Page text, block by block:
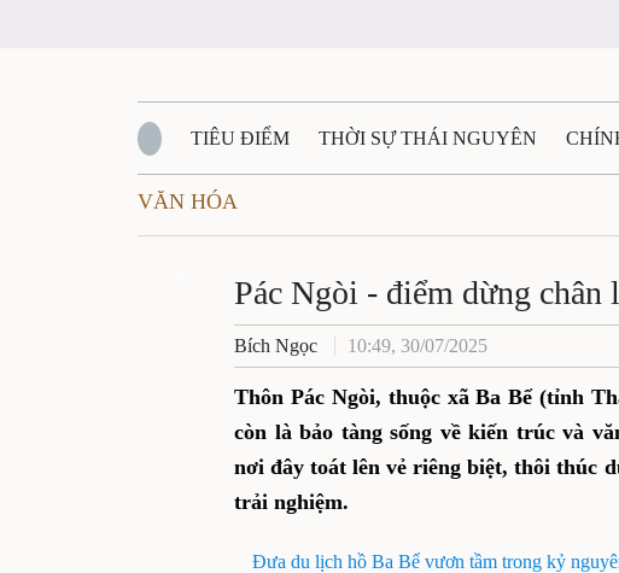
TIÊU ĐIỂM THỜI SỰ THÁI NGUYÊN
QUỐC PHÒNG - AN NINH
QUÊ HƯƠNG - ĐẤT NƯỚC QUỐC TẾ TÀI
VĂN BẢN, CHÍNH SÁCH MỚI VĂN NGHỆ THÁI
VĂN HÓA
Pác Ngòi - điểm dừng chân
Bích Ngọc 10:49, 30/07/2025
Thôn Pác Ngòi, thuộc xã Ba Bể (tỉnh
còn là bảo tàng sống về kiến trúc và
nơi đây toát lên vẻ riêng biệt, thôi thúc
trải nghiệm.
Đưa du lịch hồ Ba Bể vươn tầm trong kỷ